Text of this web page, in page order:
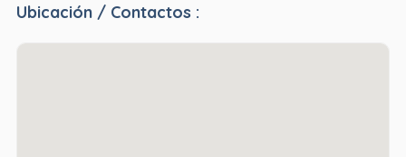
Ubicación / Contactos :